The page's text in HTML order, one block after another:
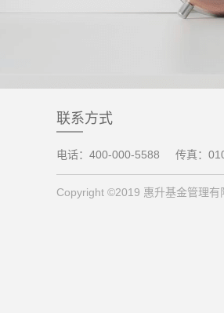
联系方式
电话：400-000-5588 传真：
Copyright ©2019 惠升基金管理